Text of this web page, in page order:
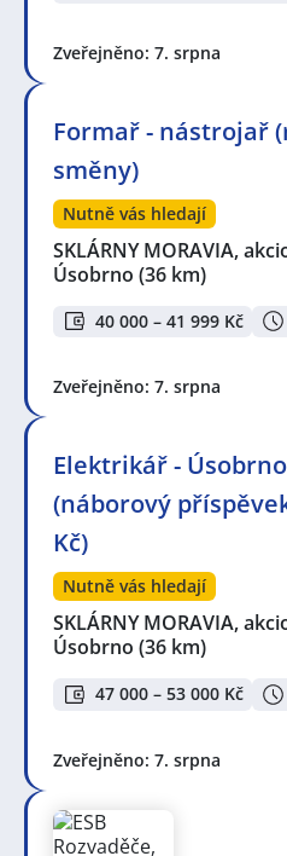
Zveřejněno: 7. srpna
Formař - nástrojař
směny)
Nutně vás hledají
SKLÁRNY MORAVIA,
Úsobrno (36 km)
40 000 – 41 999 Kč
Zveřejněno: 7. srpna
Elektrikář -
(náborový
Kč)
Nutně vás hledají
SKLÁRNY MORAVIA,
Úsobrno (36 km)
47 000 – 53 000 Kč
Zveřejněno: 7. srpna